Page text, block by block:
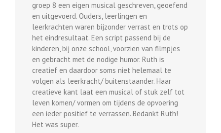
groep 8 een eigen musical geschreven, geoefend
en uitgevoerd. Ouders, leerlingen en
leerkrachten waren bijzonder verrast en trots op
het eindresultaat. Een script passend bij de
kinderen, bij onze school, voorzien van filmpjes
en gebracht met de nodige humor. Ruth is
creatief en daardoor soms niet helemaal te
volgen als leerkracht/ buitenstaander. Haar
creatieve kant laat een musical of stuk zelf tot
leven komen/ vormen om tijdens de opvoering
een ieder positief te verrassen. Bedankt Ruth!
Het was super.